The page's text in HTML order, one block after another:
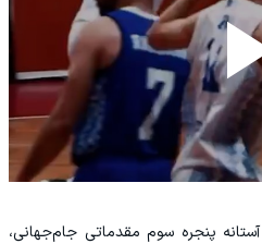
پنجره سوم مقدماتی جام‌جهانی،